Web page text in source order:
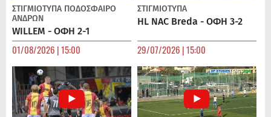
ΣΤΙΓΜΙΟΤΥΠΑ ΠΟΔΌΣΦΑΙΡΟ
ΑΝΔΡΏΝ
WILLEM - ΟΦΗ 2-1
01/08/2026 | 15:00
ΣΤΙΓΜΙΟΤΥΠΑ
HL NAC Breda - ΟΦΗ 3-2
29/07/2026 | 15:00